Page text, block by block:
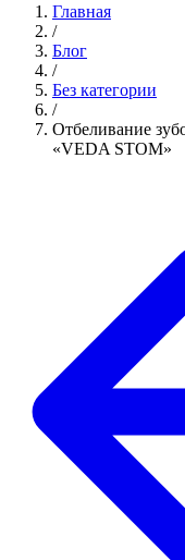
Главная
/
Блог
/
Без категории
/
Отбеливание
«VEDA STOM»